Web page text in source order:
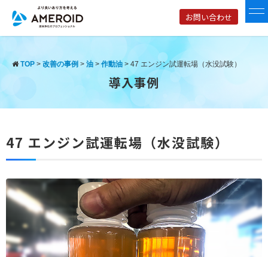
お問い合わせ
TOP > 改善の事例 > 油 >作動油 > 47 エンジン試運転場（水没試験）
導入事例
47 エンジン試運転場（水没試験）